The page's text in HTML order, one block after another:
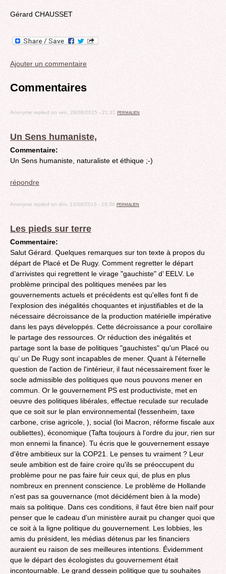
Gérard CHAUSSET
Ajouter un commentaire
Commentaires
Anonyme replied on ven, 28/08/2015 - 21:31 PERMALIEN
Un Sens humaniste,
Commentaire:
Un Sens humaniste, naturaliste et éthique ;-)
répondre
Anonyme replied on dim, 13/09/2015 - 19:36 PERMALIEN
Les pieds sur terre
Commentaire:
Salut Gérard. Quelques remarques sur ton texte à propos du
départ de Placé et De Rugy. Comment regretter le départ
d’arrivistes qui regrettent le virage "gauchiste" d’ EELV. Le
problème principal des politiques menées par les
gouvernements actuels et précédents est qu'elles font fi de
l'explosion des inégalités choquantes et injustifiables et de la
nécessaire décroissance de la production matérielle impérative
dans les pays développés. Cette décroissance a pour corollaire
le partage des ressources. Or réduction des inégalités et
partage sont la base de politiques "gauchistes" qu'un Placé ou
qu’ un De Rugy sont incapables de mener. Quant à l'éternelle
question de l'action de l'intérieur, il faut nécessairement fixer le
socle admissible des politiques que nous pouvons mener en
commun. Or le gouvernement PS est productiviste, met en
oeuvre des politiques libérales, effectue reculade sur reculade
que ce soit sur le plan environnemental (fessenheim, taxe
carbone, crise agricole, ), social (loi Macron, réforme fiscale aux
oubliettes), économique (Tafta toujours à l'ordre du jour, rien sur
mon ennemi la finance). Tu écris que le gouvernement essaye
d'être ambitieux sur la COP21. Le penses tu vraiment ? Leur
seule ambition est de faire croire qu'ils se préoccupent du
problème pour ne pas faire fuir ceux qui, de plus en plus
nombreux en prennent conscience. Le problème de Hollande
n'est pas sa gouvernance (mot décidément bien à la mode)
mais sa politique. Dans ces conditions, il faut être bien naïf pour
penser que le cadeau d'un ministère aurait pu changer quoi que
ce soit à la ligne politique du gouvernement. Les lobbies, les
amis du président, les médias détenus par les financiers
auraient eu raison de ses meilleures intentions. Évidemment
que le départ des écologistes du gouvernement était
incontournable. Le grand dessein politique que tu souhaites